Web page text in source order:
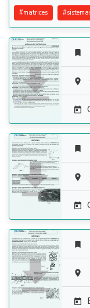
#matrices #











